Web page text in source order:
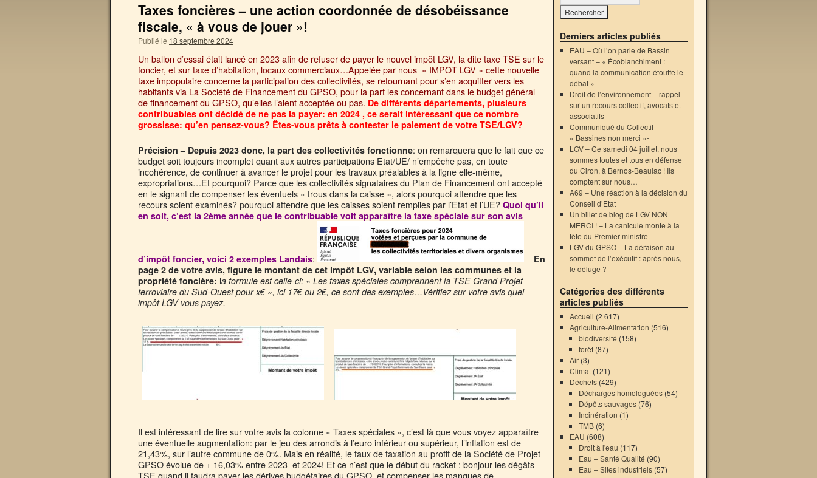
Taxes foncières – une action coordonnée de désobéissance
fiscale, « à vous de jouer »!
Publié le 18 septembre 2024
Un ballon d’essai était lancé en 2023 afin de refuser de payer le nouvel impôt LGV, la dite taxe TSE sur le
foncier, et sur taxe d’habitation, locaux commerciaux…Appelée par nous « IMPÔT LGV » cette nouvelle
taxe impopulaire concerne la participation des collectivités, se retournant pour s’en acquitter vers les
habitants via La Société de Financement du GPSO, pour la part les concernant dans le budget général
de financement du GPSO, qu’elles l’aient acceptée ou pas. De différents départements, plusieurs
contribuables ont décidé de ne pas la payer: en 2024 , ce serait intéressant que ce nombre
grossisse: qu’en pensez-vous? Êtes-vous prêts à contester le paiement de votre TSE/LGV?
Précision – Depuis 2023 donc, la part des collectivités fonctionne: on remarquera que le fait que ce
budget soit toujours incomplet quant aux autres participations Etat/UE/ n’empêche pas, en toute
incohérence, de continuer à avancer le projet pour les travaux préalables à la ligne elle-même,
expropriations…Et pourquoi? Parce que les collectivités signataires du Plan de Financement ont accepté
en le signant de compenser les éventuels « trous dans la caisse », alors pourquoi attendre que les
recours soient examinés? pourquoi attendre que les caisses soient remplies par l’Etat et l’UE? Quoi qu’il
en soit, c’est la 2ème année que le contribuable voit apparaître la taxe spéciale sur son avis
d’impôt foncier, voici 2 exemples Landais:
En
page 2 de votre avis, figure le montant de cet impôt LGV, variable selon les communes et la
propriété foncière: la formule est celle-ci: « Les taxes spéciales comprennent la TSE Grand Projet
ferroviaire du Sud-Ouest pour x€ », ici 17€ ou 2€, ce sont des exemples…Vérifiez sur votre avis quel
impôt LGV vous payez.
Il est intéressant de lire sur votre avis la colonne « Taxes spéciales », c’est là que vous voyez apparaître
une éventuelle augmentation: par le jeu des arrondis à l’euro inférieur ou supérieur, l’inflation est de
21,43%, sur l’autre commune de 0%. Mais en réalité, le taux de taxation au profit de la Société de Projet
GPSO évolue de + 16,03% entre 2023 et 2024! Et ce n’est que le début du racket : bonjour les dégâts
Derniers articles publiés
EAU – Où l’on parle de Bassin
versant – « Écoblanchiment :
quand la communication étouffe le
débat »
Droit de l’environnement – rappel
sur un recours collectif, avocats et
associatifs
Communiqué du Collectif
« Bassines non merci »-
LGV – Ce samedi 04 juillet, nous
sommes toutes et tous en défense
du Ciron, à Bernos-Beaulac ! Ils
comptent sur nous…
A69 – Une réaction à la décision du
Conseil d’Etat
Un billet de blog de LGV NON
MERCI ! – La canicule monte à la
tête du Premier ministre
LGV du GPSO – La déraison au
sommet de l’exécutif : après nous,
le déluge ?
Catégories des différents
articles publiés
Accueil (2 617)
Agriculture-Alimentation (516)
biodiversité (158)
forêt (87)
Air(3)
Climat(121)
Déchets(429)
Décharges homologuées (54)
Dépôts sauvages (76)
Incinération (1)
TMB (6)
EAU (608)
Droit à l'eau (117)
Eau – Santé Qualité (90)
Eau – Sites industriels (57)